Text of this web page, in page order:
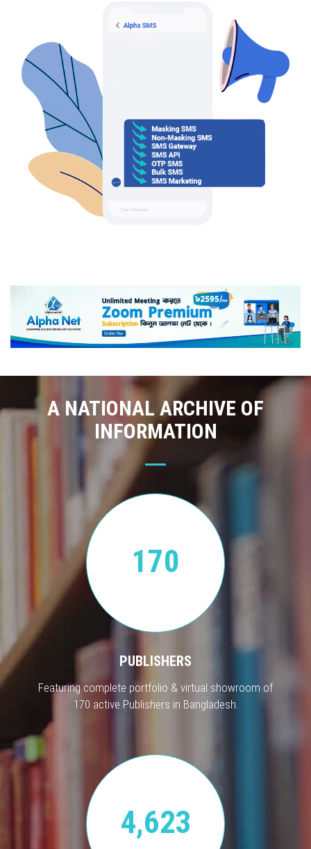
A NATIONAL ARCHIVE OF
INFORMATION
170
PUBLISHERS
Featuring complete portfolio & virtual showroom of
170 active Publishers in Bangladesh.
4,623